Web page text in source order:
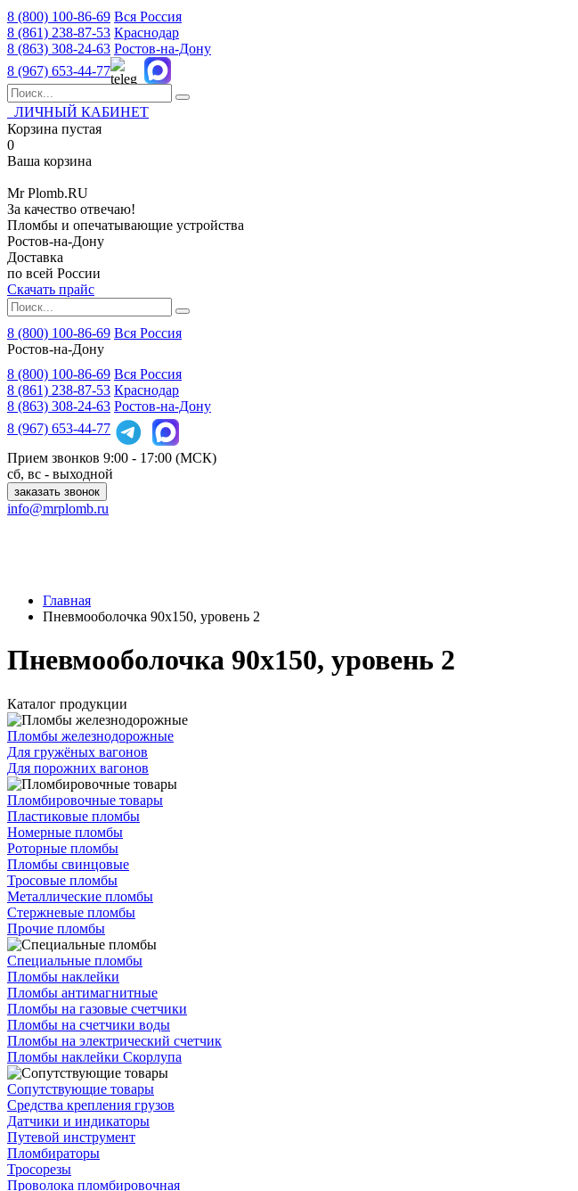
8 (800) 100-86-69 Вся Россия
8 (861) 238-87-53 Краснодар
8 (863) 308-24-63 Ростов-на-Дону
8 (967) 653-44-77
ЛИЧНЫЙ КАБИНЕТ
Корзина пустая
0
Ваша корзина
MrPlomb.RU
За качество отвечаю!
Пломбы и опечатывающие устройства
Ростов-на-Дону
Доставка
по всей России
Скачать прайс
8 (800) 100-86-69 Вся Россия
Ростов-на-Дону
8 (800) 100-86-69 Вся Россия
8 (861) 238-87-53 Краснодар
8 (863) 308-24-63 Ростов-на-Дону
8 (967) 653-44-77
Прием звонков 9:00 - 17:00 (МСК)
сб, вс - выходной
заказать звонок
info@mrplomb.ru
Главная
Пневмооболочка 90х150, уровень 2
Пневмооболочка 90х150, уровень 2
Каталог продукции
Пломбы железнодорожные
Для гружёных вагонов
Для порожних вагонов
Пломбировочные товары
Пластиковые пломбы
Номерные пломбы
Роторные пломбы
Пломбы свинцовые
Тросовые пломбы
Металлические пломбы
Стержневые пломбы
Прочие пломбы
Специальные пломбы
Пломбы наклейки
Пломбы антимагнитные
Пломбы на газовые счетчики
Пломбы на счетчики воды
Пломбы на электрический счетчик
Пломбы наклейки Скорлупа
Сопутствующие товары
Средства крепления грузов
Датчики и индикаторы
Путевой инструмент
Пломбираторы
Тросорезы
Проволока пломбировочная